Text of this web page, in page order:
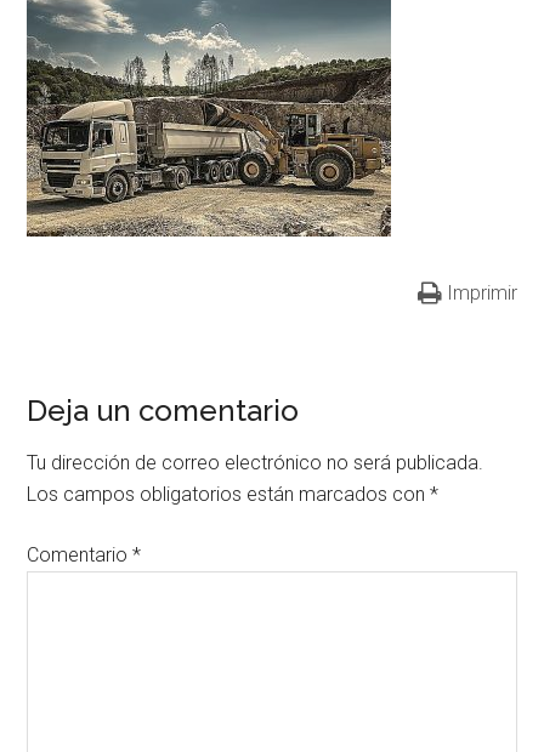
Imprimir
Deja un comentario
Tu dirección de correo electrónico no será publicada.
Los campos obligatorios están marcados con*
Comentario*